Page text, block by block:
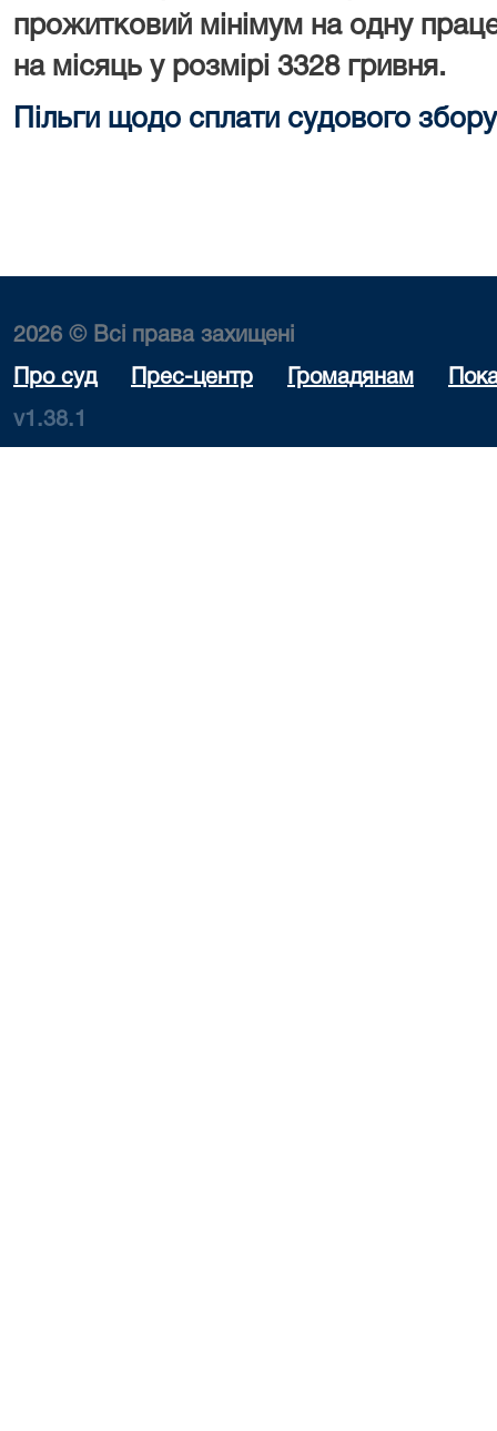
прожитковий мінімум на одну
на місяць у розмірі 3328 гривня.
Пільги щодо сплати судового збору
2026 © Всі права захищені
Про суд Прес-центр Громадянам
v1.38.1